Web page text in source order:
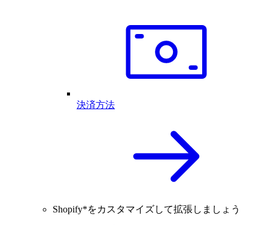
決済方法
Shopify*をカスタマイズして拡張しましょう